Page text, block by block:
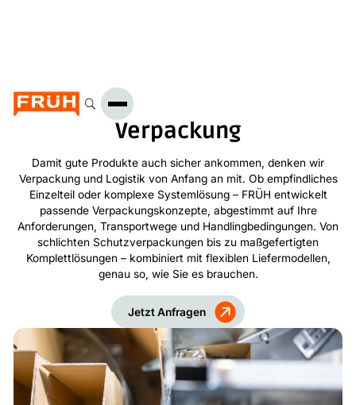
Verpackung
Damit gute Produkte auch sicher ankommen, denken wir
Verpackung und Logistik von Anfang an mit. Ob empfindliches
Einzelteil oder komplexe Systemlösung – FRÜH entwickelt
passende Verpackungskonzepte, abgestimmt auf Ihre
Anforderungen, Transportwege und Handlingbedingungen. Von
schlichten Schutzverpackungen bis zu maßgefertigten
Komplettlösungen – kombiniert mit flexiblen Liefermodellen,
genau so, wie Sie es brauchen.
Jetzt Anfragen